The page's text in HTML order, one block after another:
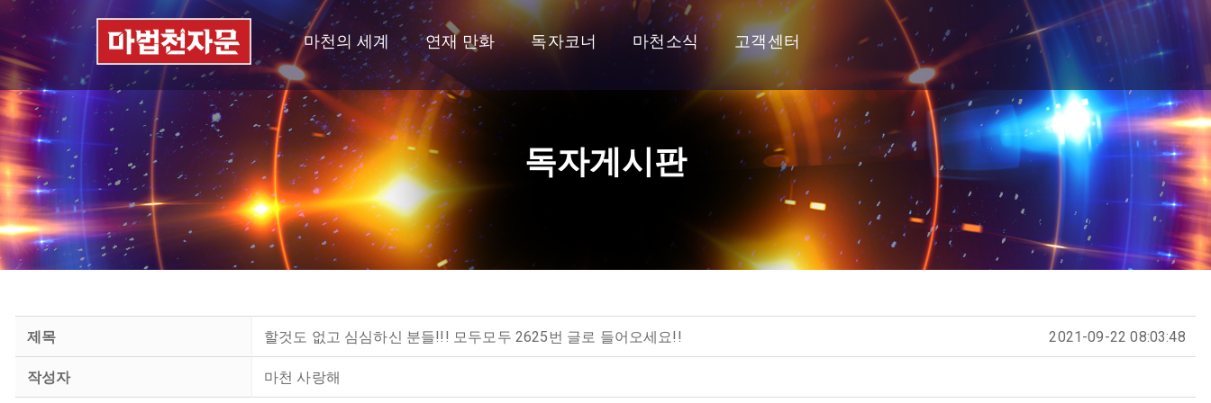
마천의 세계 연재 만화 독자코너 마천소식 고객센터
독자게시판
제목 할것도 없고 심심하신 분들!!! 모두모두 2625번 글로 들어오세요!! 2021-09-22 08:03:48
작성자 마천 사랑해